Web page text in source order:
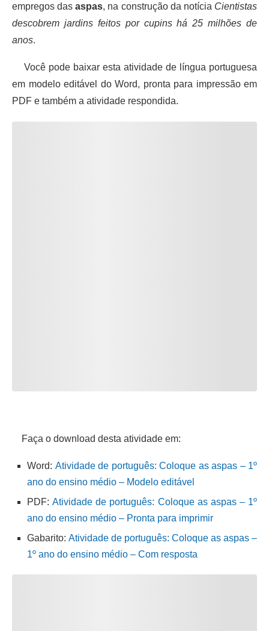
empregos dasaspas, na construção da notícia Cientistas
descobrem jardins feitos por cupins há 25 milhões de
anos.
Você pode baixar esta atividade de língua portuguesa
em modelo editável do Word, pronta para impressão em
PDF e também a atividade respondida.
Faça o download desta atividade em:
Word: Atividade de português: Coloque as aspas – 1º
ano do ensino médio – Modelo editável
PDF:Atividade de português: Coloque as aspas – 1º
ano do ensino médio – Pronta para imprimir
Gabarito: Atividade de português: Coloque as aspas –
1º ano do ensino médio – Com resposta